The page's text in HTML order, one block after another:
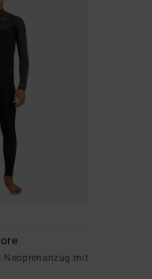
Neoprenanzug mit